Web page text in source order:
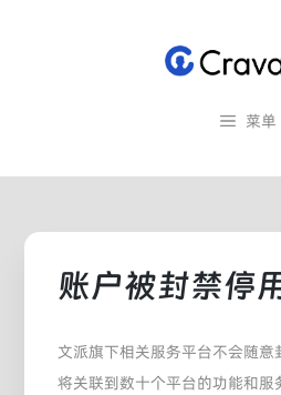
菜单
账户被封禁停
文派旗下相关服务平台不会随
将关联到数十个平台的功能和